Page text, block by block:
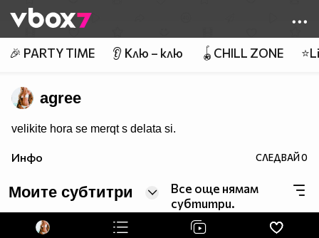
👾
🎉 PARTY TIME 👂 Клю – клю 🪀CHILL ZONE
agree
velikite hora se merqt s delata si.
Инфо СЛЕДВАЙ0
Моите субтитри
Все още нямам
субтитри.